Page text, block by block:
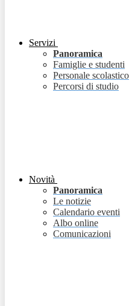
Servizi
Panoramica
Famiglie e studenti
Personale scolastico
Percorsi di studio
Novità
Panoramica
Le notizie
Calendario eventi
Albo online
Comunicazioni